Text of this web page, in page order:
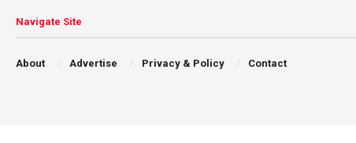
Navigate Site
About Advertise Privacy & Policy Contact